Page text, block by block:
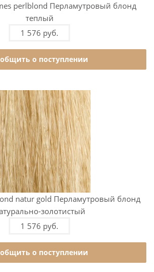
perlblond Перламутровый блонд
теплый
1 576 руб.
о поступлении
natur gold Перламутровый блонд
золотистый
1 576 руб.
о поступлении